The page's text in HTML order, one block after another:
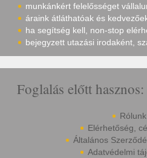
munkánkért felelősséget
áraink átláthatóak és
ha segítség kell, non-stop
bejegyzett utazási irodaként,
Foglalás előtt hasznos:
Rólunk
Elérhetőség,
Általános
Adatvédelmi